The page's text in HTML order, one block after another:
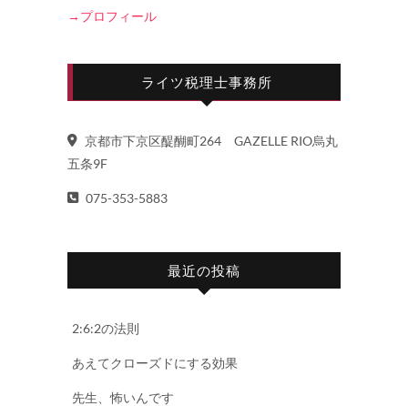
→プロフィール
ライツ税理士事務所
京都市下京区醍醐町264 GAZELLE RIO烏丸
五条9F
075-353-5883
最近の投稿
2:6:2の法則
あえてクローズドにする効果
先生、怖いんです